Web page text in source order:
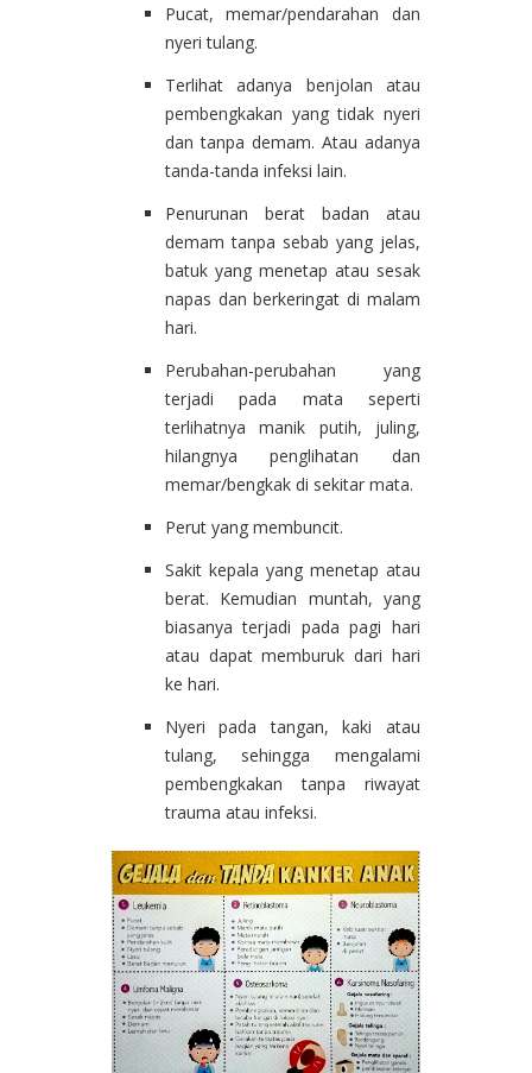
Pucat, memar/pendarahan dan
nyeri tulang.
Terlihat adanya benjolan atau
pembengkakan yang tidak nyeri
dan tanpa demam. Atau adanya
tanda-tanda infeksi lain.
Penurunan berat badan atau
demam tanpa sebab yang jelas,
batuk yang menetap atau sesak
napas dan berkeringat di malam
hari.
Perubahan-perubahan yang
terjadi pada mata seperti
terlihatnya manik putih, juling,
hilangnya penglihatan dan
memar/bengkak di sekitar mata.
Perut yang membuncit.
Sakit kepala yang menetap atau
berat. Kemudian muntah, yang
biasanya terjadi pada pagi hari
atau dapat memburuk dari hari
ke hari.
Nyeri pada tangan, kaki atau
tulang, sehingga mengalami
pembengkakan tanpa riwayat
trauma atau infeksi.